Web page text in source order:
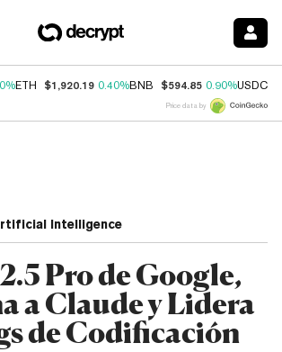
ETH $1,920.19 0.40%BNB $594.85 0.90%USDC
Price data by
Intelligence
Pro de Google,
a Claude y Lidera
de Codificación